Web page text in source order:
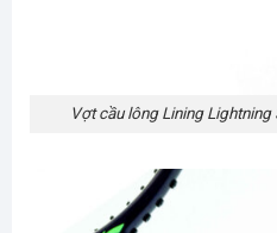
Vợt cầu lông Lining